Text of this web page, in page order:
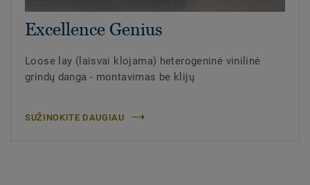
Excellence Genius
Loose lay (laisvai klojama) heterogeninė vinilinė
grindų danga - montavimas be klijų
SUŽINOKITE DAUGIAU